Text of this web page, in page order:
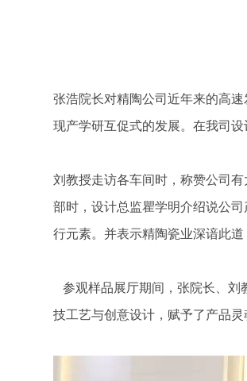
张浩院长对精陶公司近年来的高
现产学研互促式的发展。在我司
刘教授走访各车间时，称赞公司
部时，设计总监瞿学明介绍说公
行元素。并表示精陶瓷业深谙此
参观样品展厅期间，张院长、刘
技工艺与创意设计，赋予了产品